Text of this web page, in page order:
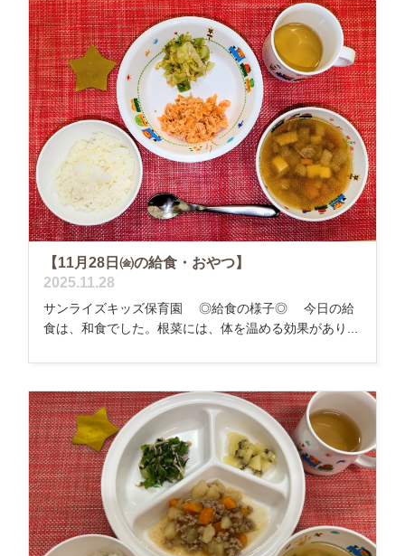
【11月28日㈮の給食・おやつ】
2025.11.28
サンライズキッズ保育園 ◎給食の様子◎ 今日の給
食は、和食でした。根菜には、体を温める効果があり...